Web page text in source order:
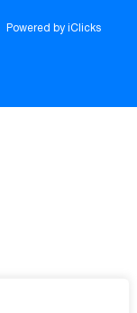
Powered by iClicks